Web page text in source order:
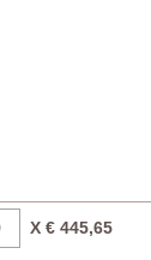
X € 445,65